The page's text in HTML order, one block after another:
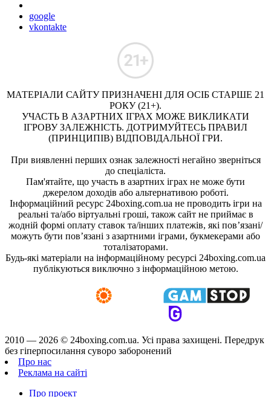
google
vkontakte
МАТЕРІАЛИ САЙТУ ПРИЗНАЧЕНІ ДЛЯ ОСІБ СТАРШЕ 21
РОКУ (21+).
УЧАСТЬ В АЗАРТНИХ ІГРАХ МОЖЕ ВИКЛИКАТИ
ІГРОВУ ЗАЛЕЖНІСТЬ. ДОТРИМУЙТЕСЬ ПРАВИЛ
(ПРИНЦИПІВ) ВІДПОВІДАЛЬНОЇ ГРИ.
При виявленні перших ознак залежності негайно зверніться
до спеціаліста.
Пам'ятайте, що участь в азартних іграх не може бути
джерелом доходів або альтернативою роботі.
Інформаційний ресурс 24boxing.com.ua не проводить ігри на
реальні та/або віртуальні гроші, також сайт не приймає в
жодній формі оплату ставок та/інших платежів, які пов’язані/
можуть бути пов’язані з азартними іграми, букмекерами або
тоталізаторами.
Будь-які матеріали на інформаційному ресурсі 24boxing.com.ua
публікуються виключно з інформаційною метою.
2010 — 2026 © 24boxing.com.ua. Усi права захищенi. Передрук
без гіперпосилання суворо заборонений
Про нас
Реклама на сайті
Про проект